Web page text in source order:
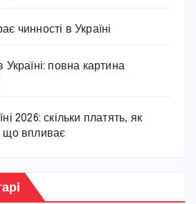
чинності в Україні
Україні: повна картина
2026: скільки платять, як
що впливає